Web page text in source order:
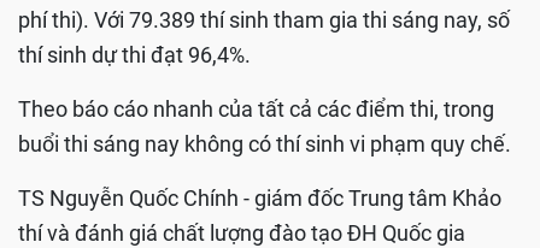
phí thi). Với 79.389 thí sinh tham gia thi sáng nay, số
thí sinh dự thi đạt 96,4%.
Theo báo cáo nhanh của tất cả các điểm thi, trong
buổi thi sáng nay không có thí sinh vi phạm quy chế.
TS Nguyễn Quốc Chính - giám đốc Trung tâm Khảo
thí và đánh giá chất lượng đào tạo ĐH Quốc gia